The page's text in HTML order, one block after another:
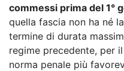
commessi prima del 1°
quella fascia non ha né
termine di durata
regime precedente, per
norma penale più